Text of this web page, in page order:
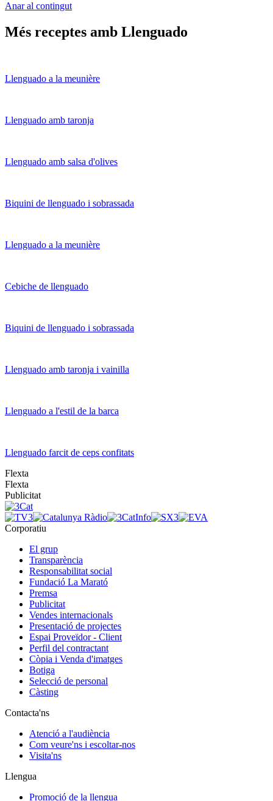
Anar al contingut
Més receptes amb Llenguado
Llenguado a la meunière
Llenguado amb taronja
Llenguado amb salsa d'olives
Biquini de llenguado i sobrassada
Llenguado a la meunière
Cebiche de llenguado
Biquini de llenguado i sobrassada
Llenguado amb taronja i vainilla
Llenguado a l'estil de la barca
Llenguado farcit de ceps confitats
Flexta
Flexta
Publicitat
Corporatiu
El grup
Transparència
Responsabilitat social
Fundació La Marató
Premsa
Publicitat
Vendes internacionals
Presentació de projectes
Espai Proveïdor - Client
Perfil del contractant
Còpia i Venda d'imatges
Botiga
Selecció de personal
Càsting
Contacta'ns
Atenció a l'audiència
Com veure'ns i escoltar-nos
Visita'ns
Llengua
Promoció de la llengua